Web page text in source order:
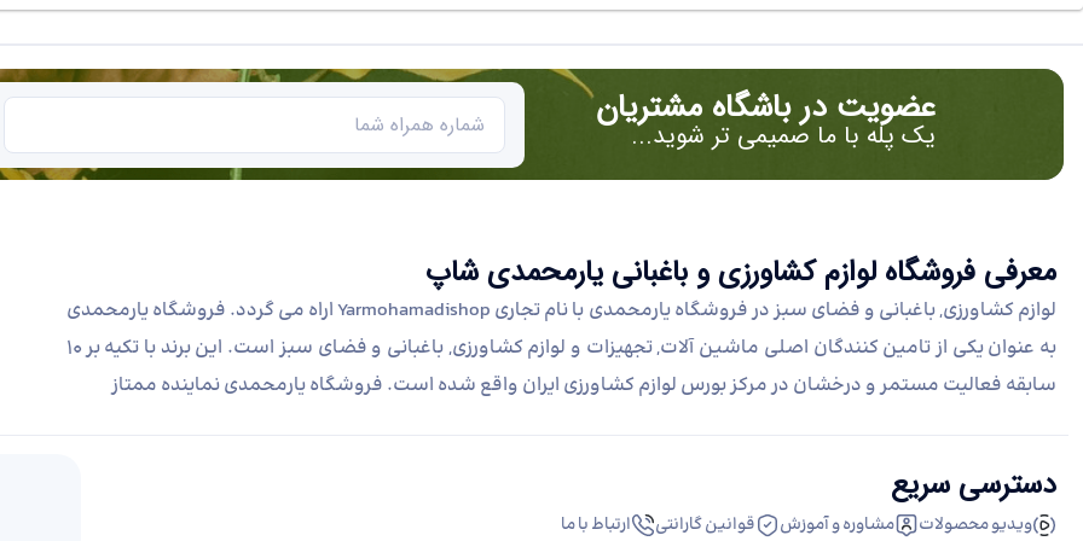
عضویت در باشگاه مشتریان
یک پله با ما صمیمی تر شوید...
معرفی فروشگاه لوازم کشاورزی و باغبانی یارمحمدی شاپ
لوازم کشاورزی, باغبانی و فضای سبز در فروشگاه یارمحمدی با نام تجاری Yarmohamadishop اراه می گردد. فروشگاه یارمحمدی
به عنوان یکی از تامین کنندگان اصلی ماشین آلات, تجهیزات و لوازم کشاورزی, باغبانی و فضای سبز است. این برند با تکیه بر 10
سابقه فعالیت مستمر و درخشان در مرکز بورس لوازم کشاورزی ایران واقع شده است. فروشگاه یارمحمدی نماینده ممتاز
دسترسی سریع
ویدیو محصولات مشاوره و آموزش قوانین گارانتی ارتباط با ما